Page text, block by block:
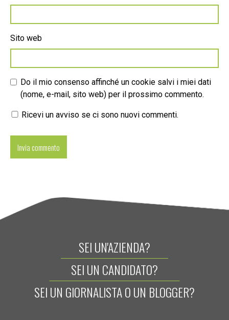
Sito web
Do il mio consenso affinché un cookie salvi i miei dati
(nome, e-mail, sito web) per il prossimo commento.
Ricevi un avviso se ci sono nuovi commenti.
SEI UN'AZIENDA?
SEI UN CANDIDATO?
SEI UN GIORNALISTA O UN BLOGGER?